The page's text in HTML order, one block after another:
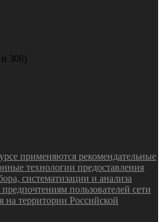
308)
применяются рекомендательные
технологии предоставления
систематизации и анализа
пользователей сети
на территории Российской